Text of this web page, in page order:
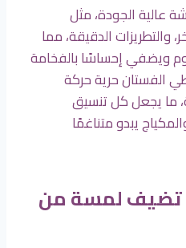
عالية الجودة، مثل
والتطريزات الدقيقة، مما
ويضفي إحساسًا بالفخامة
الفستان حرية حركة
ما يجعل كل تنسيق
يبدو متناغمًا
تضيف لمسة من